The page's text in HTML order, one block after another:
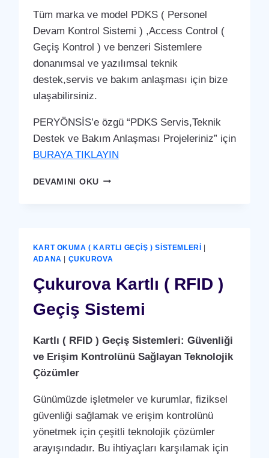
Tüm marka ve model PDKS ( Personel
Devam Kontrol Sistemi ) ,Access Control (
Geçiş Kontrol ) ve benzeri Sistemlere
donanımsal ve yazılımsal teknik
destek,servis ve bakım anlaşması için bize
ulaşabilirsiniz.
PERYÖNSİS’e özgü “PDKS Servis,Teknik
Destek ve Bakım Anlaşması Projeleriniz” için
BURAYA TIKLAYIN
DEVAMINI OKUÇUKUROVA
ANLAŞMASI
KART OKUMA ( KARTLI GEÇIŞ ) SISTEMLERI |
ADANA | ÇUKUROVA
Çukurova Kartlı ( RFID )
Geçiş Sistemi
Kartlı ( RFID ) Geçiş Sistemleri: Güvenliği
ve Erişim Kontrolünü Sağlayan Teknolojik
Çözümler
Günümüzde işletmeler ve kurumlar, fiziksel
güvenliği sağlamak ve erişim kontrolünü
yönetmek için çeşitli teknolojik çözümler
arayışındadır. Bu ihtiyaçları karşılamak için